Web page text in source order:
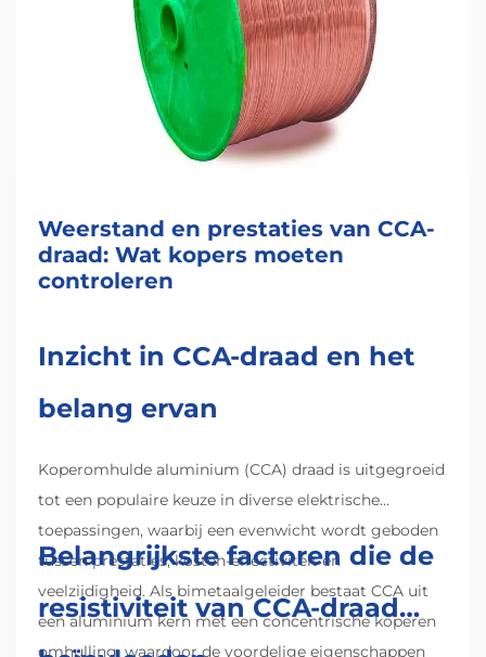
Weerstand en prestaties van CCA-
draad: Wat kopers moeten
controleren
Inzicht in CCA-draad en het
belang ervan
Koperomhulde aluminium (CCA) draad is uitgegroeid
tot een populaire keuze in diverse elektrische
toepassingen, waarbij een evenwicht wordt geboden
tussen prestaties, kosten-effectiviteit en
veelzijdigheid. Als bimetaalgeleider bestaat CCA uit
een aluminium kern met een concentrische koperen
omhulling, waardoor de voordelige eigenschappen
Belangrijkste factoren die de
resistiviteit van CCA-draad